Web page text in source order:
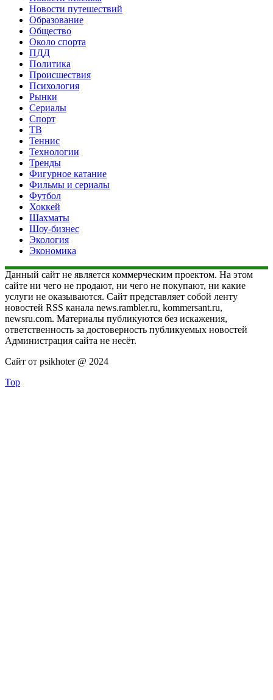
Новости путешествий
Образование
Общество
Около спорта
ПДД
Политика
Происшествия
Психология
Рынки
Сериалы
Спорт
ТВ
Теннис
Технологии
Тренды
Фигурное катание
Фильмы и сериалы
Футбол
Хоккей
Шахматы
Шоу-бизнес
Экология
Экономика
Данный сайт не является коммерческим проектом. На этом
сайте ни чего не продают, ни чего не покупают, ни какие
услуги не оказываются. Сайт представляет собой ленту
новостей RSS канала news.rambler.ru, kommersant.ru,
newsru.com. Материалы публикуются без искажения,
ответственность за достоверность публикуемых новостей
Администрация сайта не несёт.
Сайт от psikhoter @ 2024
Top